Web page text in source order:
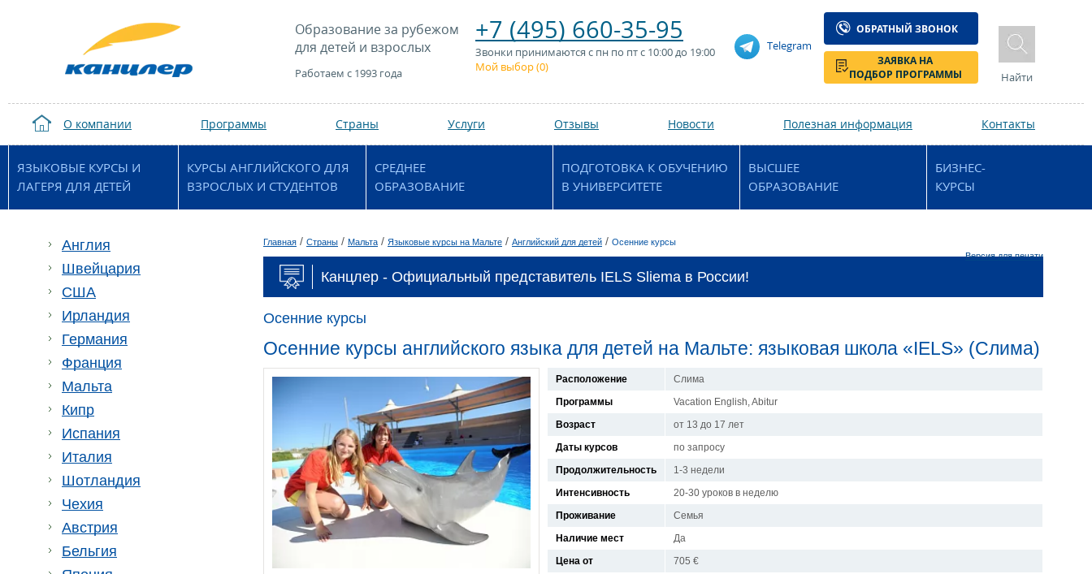
Образование за рубежом
для детей и взрослых
Работаем с 1993 года
+7 (495) 660-35-95
Звонки принимаются с пн по пт с 10:00 до 19:00
Мой выбор (0)
Telegram
ОБРАТНЫЙ ЗВОНОК
ЗАЯВКА НА
ПОДБОР ПРОГРАММЫ
Найти
О компании Программы Страны Услуги Отзывы Новости Полезная информация Контакты
ЯЗЫКОВЫЕ КУРСЫ И
ЛАГЕРЯ ДЛЯ ДЕТЕЙ
КУРСЫ АНГЛИЙСКОГО ДЛЯ
ВЗРОСЛЫХ И СТУДЕНТОВ
СРЕДНЕЕ
ОБРАЗОВАНИЕ
ПОДГОТОВКА К ОБУЧЕНИЮ
В УНИВЕРСИТЕТЕ
ВЫСШЕЕ
ОБРАЗОВАНИЕ
БИЗНЕС-
КУРСЫ
Англия
Швейцария
США
Ирландия
Германия
Франция
Мальта
Кипр
Испания
Италия
Шотландия
Чехия
Австрия
Бельгия
Главная / Страны / Мальта / Языковые курсы на Мальте / Английский для детей / Осенние курсы
Версия для печати
Канцлер - Официальный представитель IELS Sliema в России!
Осенние курсы
Осенние курсы английского языка для детей на Мальте: языковая школа «IELS» (Слима)
Расположение
Слима
Программы
Vacation English, Abitur
Возраст
от 13 до 17 лет
Даты курсов
по запросу
Продолжительность
1-3 недели
Интенсивность
20-30 уроков в неделю
Проживание
Семья
Наличие мест
Да
Цена от
705 €